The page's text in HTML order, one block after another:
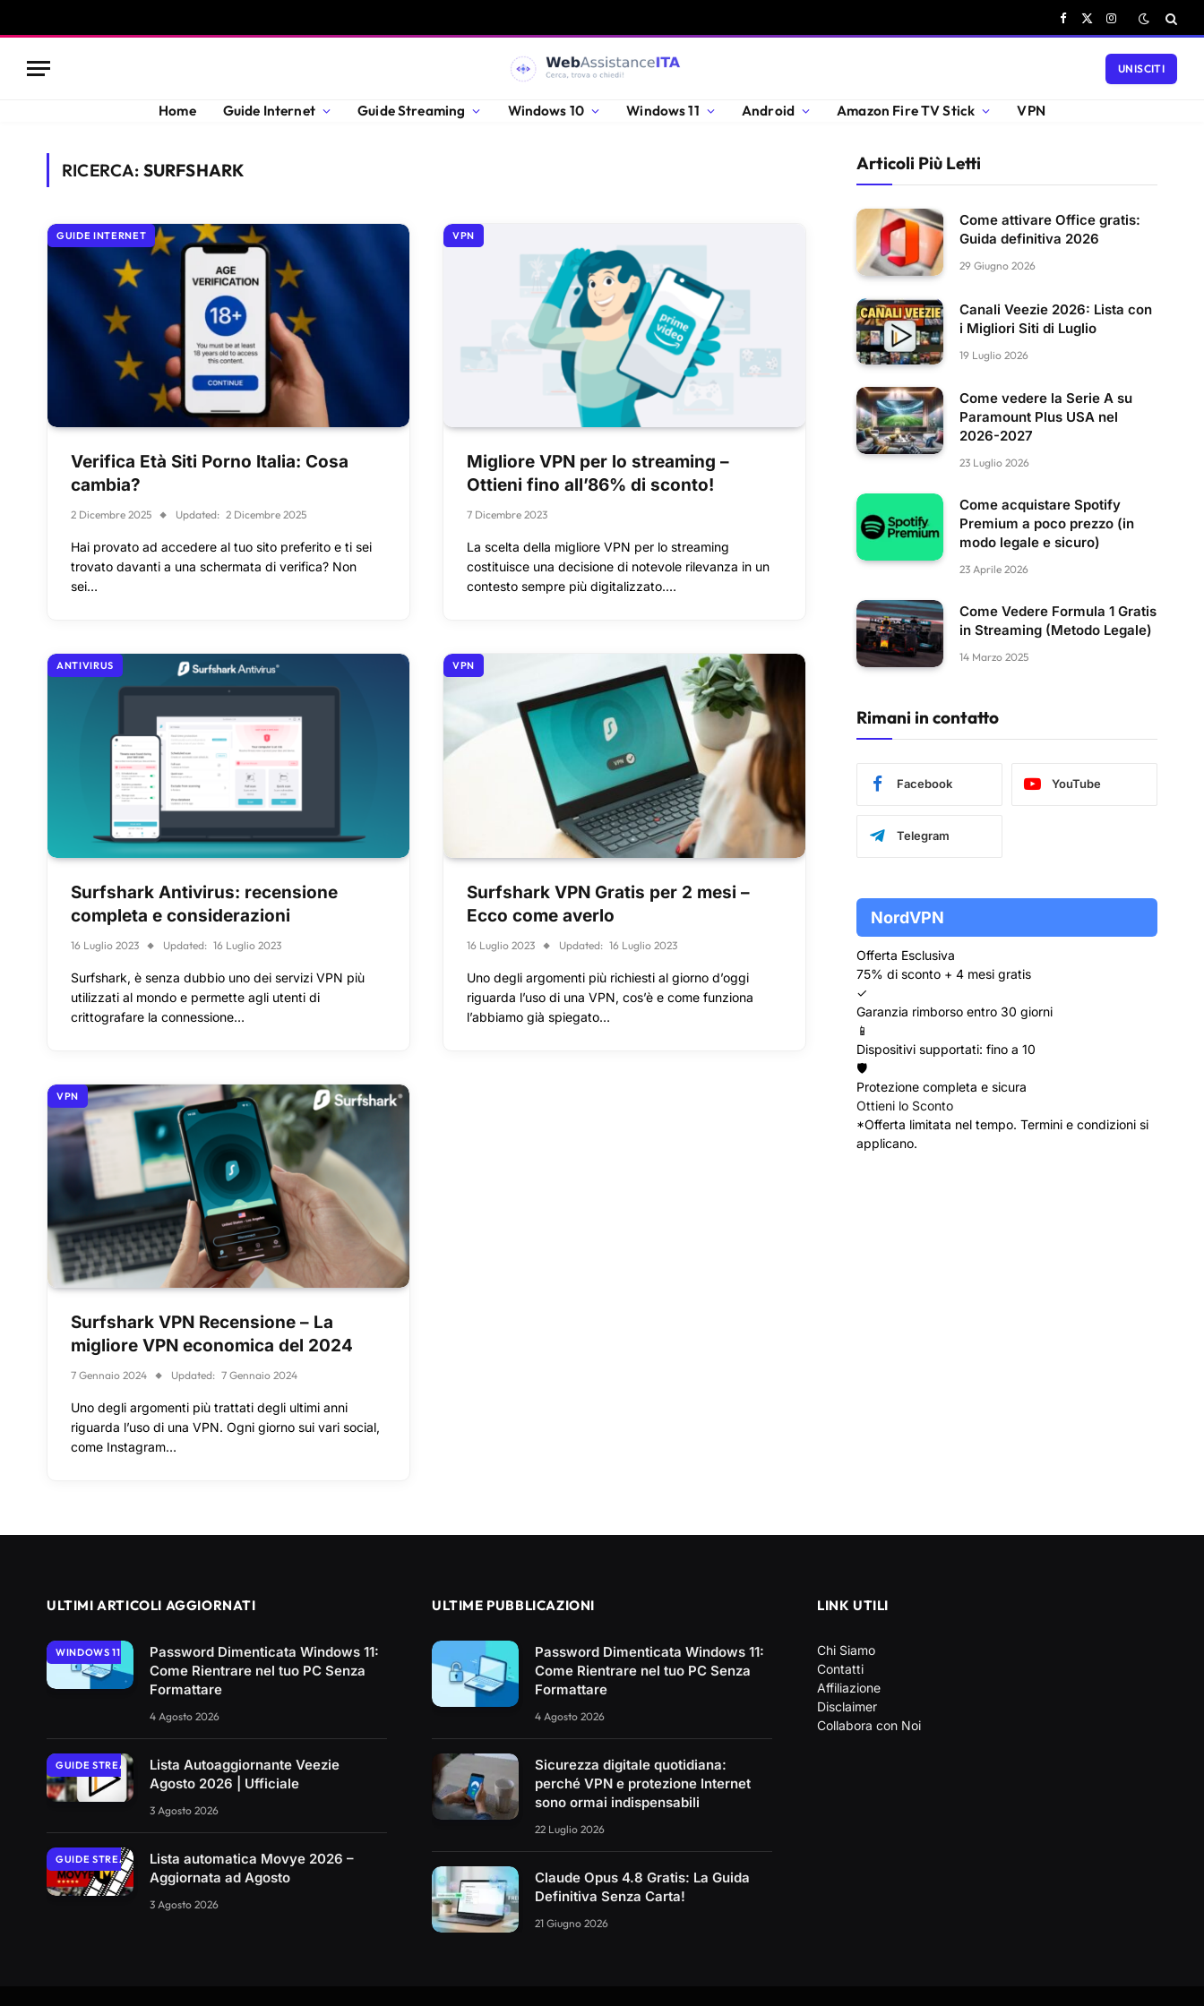
Facebook
X
Instagram
UNISCITI
Home Guide Internet Guide Streaming Windows 10 Windows 11 Android Amazon Fire TV Stick VPN
RICERCA: SURFSHARK
GUIDE INTERNET
Verifica Età Siti Porno Italia: Cosa
cambia?
2 Dicembre 2025 Updated: 2 Dicembre 2025
Hai provato ad accedere al tuo sito preferito e ti sei
trovato davanti a una schermata di verifica? Non
sei…
VPN
Migliore VPN per lo streaming –
Ottieni fino all’86% di sconto!
7 Dicembre 2023
La scelta della migliore VPN per lo streaming
costituisce una decisione di notevole rilevanza in un
contesto sempre più digitalizzato.…
ANTIVIRUS
Surfshark Antivirus: recensione
completa e considerazioni
16 Luglio 2023 Updated: 16 Luglio 2023
Surfshark, è senza dubbio uno dei servizi VPN più
utilizzati al mondo e permette agli utenti di
crittografare la connessione…
VPN
Surfshark VPN Gratis per 2 mesi –
Ecco come averlo
16 Luglio 2023 Updated: 16 Luglio 2023
Uno degli argomenti più richiesti al giorno d’oggi
riguarda l’uso di una VPN, cos’è e come funziona
l’abbiamo già spiegato…
VPN
Surfshark VPN Recensione – La
migliore VPN economica del 2024
7 Gennaio 2024 Updated: 7 Gennaio 2024
Uno degli argomenti più trattati degli ultimi anni
riguarda l’uso di una VPN. Ogni giorno sui vari social,
come Instagram…
Articoli Più Letti
Come attivare Office gratis:
Guida definitiva 2026
29 Giugno 2026
Canali Veezie 2026: Lista con
i Migliori Siti di Luglio
19 Luglio 2026
Come vedere la Serie A su
Paramount Plus USA nel
2026-2027
23 Luglio 2026
Come acquistare Spotify
Premium a poco prezzo (in
modo legale e sicuro)
23 Aprile 2026
Come Vedere Formula 1 Gratis
in Streaming (Metodo Legale)
14 Marzo 2025
Rimani in contatto
Facebook YouTube
Telegram
NordVPN
Offerta Esclusiva
75% di sconto + 4 mesi gratis
✓
Garanzia rimborso entro 30 giorni
📱
Dispositivi supportati: fino a 10
🛡️
Protezione completa e sicura
Ottieni lo Sconto
*Offerta limitata nel tempo. Termini e condizioni si
applicano.
ULTIMI ARTICOLI AGGIORNATI
WINDOWS 11
Password Dimenticata Windows 11:
Come Rientrare nel tuo PC Senza
Formattare
4 Agosto 2026
GUIDE STREAMINGLista Autoaggiornante Veezie
Agosto 2026 | Ufficiale
3 Agosto 2026
GUIDE STREAMINGLista automatica Movye 2026 –
Aggiornata ad Agosto
3 Agosto 2026
ULTIME PUBBLICAZIONI
Password Dimenticata Windows 11:
Come Rientrare nel tuo PC Senza
Formattare
4 Agosto 2026
Sicurezza digitale quotidiana:
perché VPN e protezione Internet
sono ormai indispensabili
22 Luglio 2026
Claude Opus 4.8 Gratis: La Guida
Definitiva Senza Carta!
21 Giugno 2026
LINK UTILI
Chi Siamo
Contatti
Affiliazione
Disclaimer
Collabora con Noi